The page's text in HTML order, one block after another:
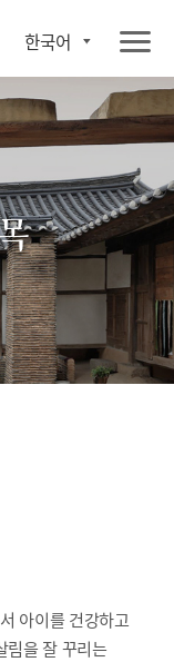
한국어
아이를 건강하고
림을 잘 꾸리는